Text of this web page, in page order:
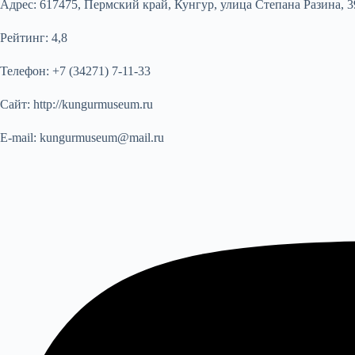
Адрес: 617475, Пермский край, Кунгур, улица Степана Разина,
Рейтинг: 4,8
Телефон: +7 (34271) 7-11-33
Сайт: http://kungurmuseum.ru
E-mail: kungurmuseum@mail.ru